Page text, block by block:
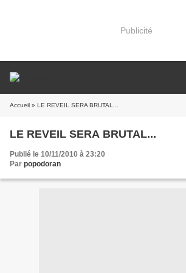
Publicité
Accueil » LE REVEIL SERA BRUTAL...
LE REVEIL SERA BRUTAL...
Publié le 10/11/2010 à 23:20
Par popodoran